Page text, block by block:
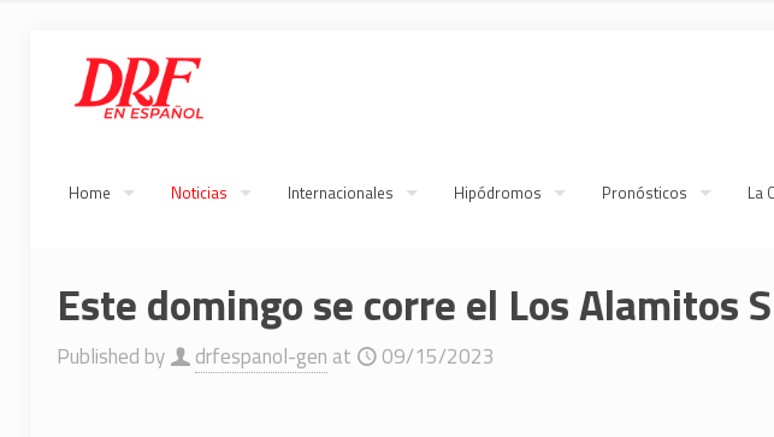
Home Noticias Internacionales Hipódromos Pronósticos La
Este domingo se corre el Los Alamitos
Published by drfespanol-gen at 09/15/2023